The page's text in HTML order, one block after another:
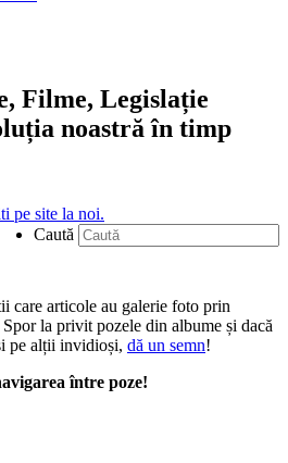
Filme, Legislație
noastră în timp
pe site la noi.
Caută
care articole au galerie foto prin
la privit pozele din albume și dacă
pe alții invidioși, dă un semn!
între poze!